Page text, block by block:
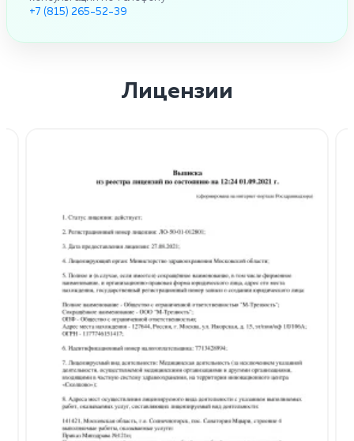
+7 (815) 265-52-39
Лицензии